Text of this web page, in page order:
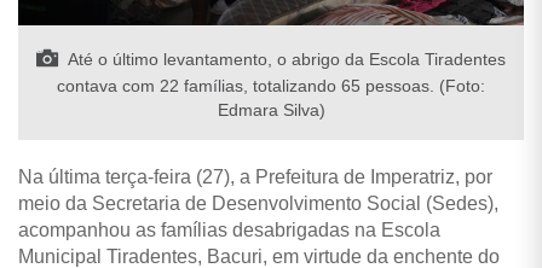
Até o último levantamento, o abrigo da Escola Tiradentes
contava com 22 famílias, totalizando 65 pessoas. (Foto:
Edmara Silva)
Na última terça-feira (27), a Prefeitura de Imperatriz, por
meio da Secretaria de Desenvolvimento Social (Sedes),
acompanhou as famílias desabrigadas na Escola
Municipal Tiradentes, Bacuri, em virtude da enchente do